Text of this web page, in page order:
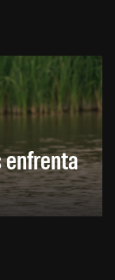
enfrenta